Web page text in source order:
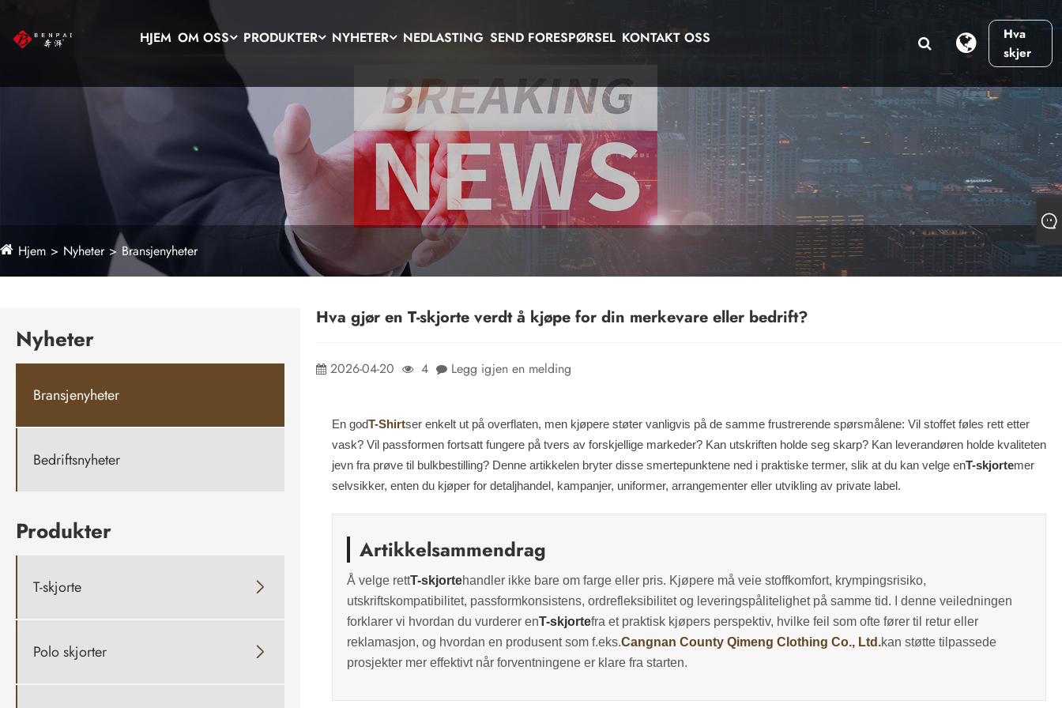
Hva
skjer
HJEM OM OSS PRODUKTER NYHETER NEDLASTING SEND FORESPØRSEL KONTAKT OSS
Hjem Nyheter Bransjenyheter
Nyheter
Bransjenyheter
Bedriftsnyheter
Produkter
T-skjorte 
Polo skjorter 
Hva gjør en T-skjorte verdt å kjøpe for din merkevare eller bedrift?
2026-04-20 4 Legg igjen en melding
En godT-Shirtser enkelt ut på overflaten, men kjøpere støter vanligvis på de samme frustrerende spørsmålene: Vil stoffet føles rett etter
vask? Vil passformen fortsatt fungere på tvers av forskjellige markeder? Kan utskriften holde seg skarp? Kan leverandøren holde kvaliteten
jevn fra prøve til bulkbestilling? Denne artikkelen bryter disse smertepunktene ned i praktiske termer, slik at du kan velge enT-skjortemer
selvsikker, enten du kjøper for detaljhandel, kampanjer, uniformer, arrangementer eller utvikling av private label.
Artikkelsammendrag
Å velge rettT-skjortehandler ikke bare om farge eller pris. Kjøpere må veie stoffkomfort, krympingsrisiko,
utskriftskompatibilitet, passformkonsistens, ordrefleksibilitet og leveringspålitelighet på samme tid. I denne veiledningen
forklarer vi hvordan du vurderer enT-skjortefra et praktisk kjøpers perspektiv, hvilke feil som ofte fører til retur eller
reklamasjon, og hvordan en produsent som f.eks.Cangnan County Qimeng Clothing Co., Ltd.kan støtte tilpassede
prosjekter mer effektivt når forventningene er klare fra starten.